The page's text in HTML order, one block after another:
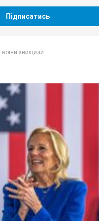
Підписатись
воїни знищили...